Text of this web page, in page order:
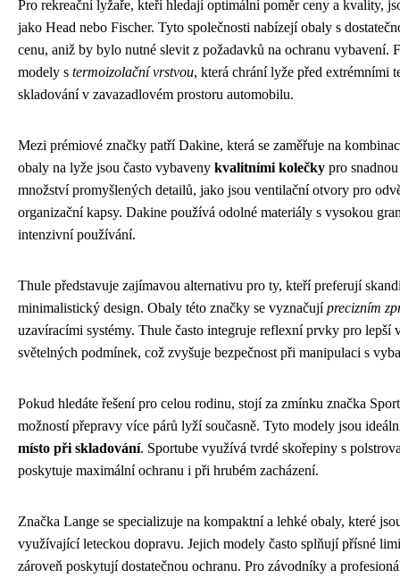
Pro rekreační lyžaře, kteří hledají optimální poměr ceny a kvality,
jako Head nebo Fischer. Tyto společnosti nabízejí obaly s
cenu, aniž by bylo nutné slevit z požadavků na ochranu vybavení.
modely s termoizolační vrstvou, která chrání lyže před extrémními
skladování v zavazadlovém prostoru automobilu.
Mezi prémiové značky patří Dakine, která se zaměřuje na
obaly na lyže jsou často vybaveny kvalitními kolečky pro
množství promyšlených detailů, jako jsou ventilační otvory pro
organizační kapsy. Dakine používá odolné materiály s vysokou
intenzivní používání.
Thule představuje zajímavou alternativu pro ty, kteří preferují
minimalistický design. Obaly této značky se vyznačujíprecizním
uzavíracími systémy. Thule často integruje reflexní prvky pro lepší
světelných podmínek, což zvyšuje bezpečnost při manipulaci s
Pokud hledáte řešení pro celou rodinu, stojí za zmínku značka
možností přepravy více párů lyží současně. Tyto modely jsou
místo při skladování. Sportube využívá tvrdé skořepiny s
poskytuje maximální ochranu i při hrubém zacházení.
Značka Lange se specializuje na kompaktní a lehké obaly, které
využívající leteckou dopravu. Jejich modely často splňují přísné
zároveň poskytují dostatečnou ochranu. Pro závodníky a